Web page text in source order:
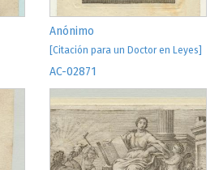
Anónimo
[Citación para un Doctor en Leyes]
AC-02871